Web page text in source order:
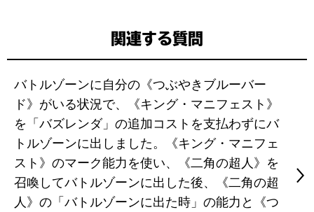
関連する質問
バトルゾーンに自分の《つぶやきブルーバー
ド》がいる状況で、《キング・マニフェスト》
を「バズレンダ」の追加コストを支払わずにバ
トルゾーンに出しました。《キング・マニフェ
スト》のマーク能力を使い、《二角の超人》を
召喚してバトルゾーンに出した後、《二角の超
人》の「バトルゾーンに出た時」の能力と《つ